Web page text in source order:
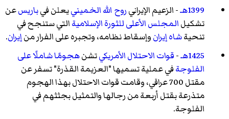
1399هـ - الزعيم الإيرانيروح الله الخمينييعلن فيباريسعن
تشكيلالمجلس الأعلى للثورة الإسلاميةالتي ستنجح في
تنحيةشاه إيرانوإسقاط نظامه، وتجبره على الفرار منإيران.
1425هـ
-قوات الاحتلال الأمريكيتشنهجومًا شاملًا على
الفلوجةفي عملية تسميها "العزيمة القذرة" تسفر عن
مقتل 700 عراقي، وقامت قوات الاحتلال بهذا الهجوم
متذرعة بقتل أربعة من رجالها والتمثيل بجثثهم في
الفلوجة.